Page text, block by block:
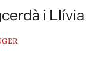
i Llívia